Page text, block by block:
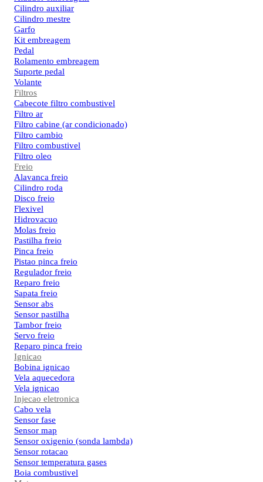
Cilindro auxiliar
Cilindro mestre
Garfo
Kit embreagem
Pedal
Rolamento embreagem
Suporte pedal
Volante
Filtros
Cabecote filtro combustivel
Filtro ar
Filtro cabine (ar condicionado)
Filtro cambio
Filtro combustivel
Filtro oleo
Freio
Alavanca freio
Cilindro roda
Disco freio
Flexivel
Hidrovacuo
Molas freio
Pastilha freio
Pinca freio
Pistao pinca freio
Regulador freio
Reparo freio
Sapata freio
Sensor abs
Sensor pastilha
Tambor freio
Servo freio
Reparo pinca freio
Ignicao
Bobina ignicao
Vela aquecedora
Vela ignicao
Injecao eletronica
Cabo vela
Sensor fase
Sensor map
Sensor oxigenio (sonda lambda)
Sensor rotacao
Sensor temperatura gases
Boia combustivel